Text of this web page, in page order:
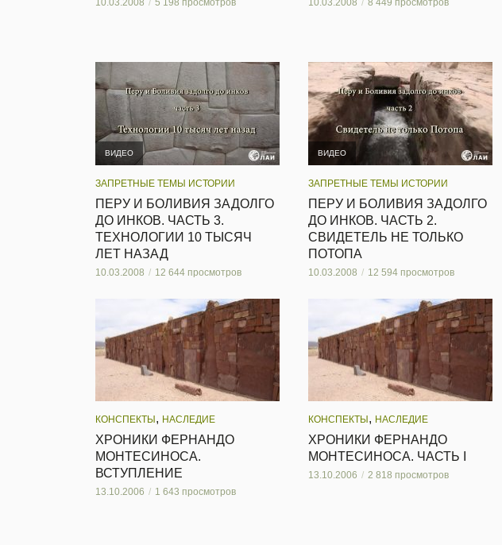
10.03.2008 5 198 просмотров 10.03.2008 8 449 просмотров
ВИДЕО
ЗАПРЕТНЫЕ ТЕМЫ ИСТОРИИ
ПЕРУ И БОЛИВИЯ ЗАДОЛГО
ДО ИНКОВ. ЧАСТЬ 3.
ТЕХНОЛОГИИ 10 ТЫСЯЧ
ЛЕТ НАЗАД
10.03.2008 12 644 просмотров
ВИДЕО
ЗАПРЕТНЫЕ ТЕМЫ ИСТОРИИ
ПЕРУ И БОЛИВИЯ ЗАДОЛГО
ДО ИНКОВ. ЧАСТЬ 2.
СВИДЕТЕЛЬ НЕ ТОЛЬКО
ПОТОПА
10.03.2008 12 594 просмотров
КОНСПЕКТЫ, НАСЛЕДИЕ
ХРОНИКИ ФЕРНАНДО
МОНТЕСИНОСА.
ВСТУПЛЕНИЕ
13.10.2006 1 643 просмотров
КОНСПЕКТЫ, НАСЛЕДИЕ
ХРОНИКИ ФЕРНАНДО
МОНТЕСИНОСА. ЧАСТЬ I
13.10.2006 2 818 просмотров